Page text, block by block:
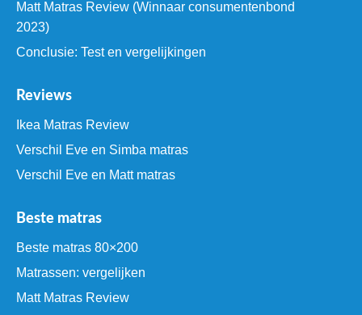
Matt Matras Review (Winnaar consumentenbond
2023)
Conclusie: Test en vergelijkingen
Reviews
Ikea Matras Review
Verschil Eve en Simba matras
Verschil Eve en Matt matras
Beste matras
Beste matras 80×200
Matrassen: vergelijken
Matt Matras Review